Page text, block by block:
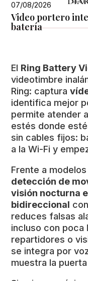
07/08/2026
Video portero
batería
El Ring Battery
videotimbre
Ring: captura
identifica mejor
permite atender
estés donde
sin cables fijos:
a la Wi-Fi y
Frente a
detección de
visión nocturna
bidireccional
reduces falsas
incluso con poca
repartidores o
se integra por
muestra la